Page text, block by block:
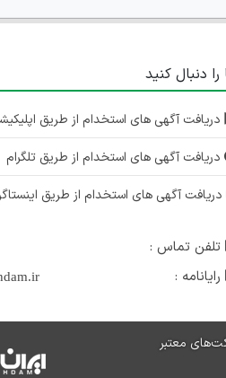
را دنبال کنید
دریافت آگهی های استخدام از طریق
دریافت آگهی های استخدام از طریق تلگرام
دریافت آگهی های استخدام از طریق
تلفن تماس :
رایانامه :
معتبر